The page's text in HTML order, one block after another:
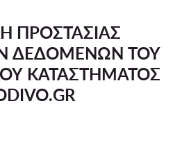
ΠΡΟΣΤΑΣΙΑΣ
ΔΕΔΟΜΕΝΩΝ ΤΟΥ
ΚΑΤΑΣΤΗΜΑΤΟΣ